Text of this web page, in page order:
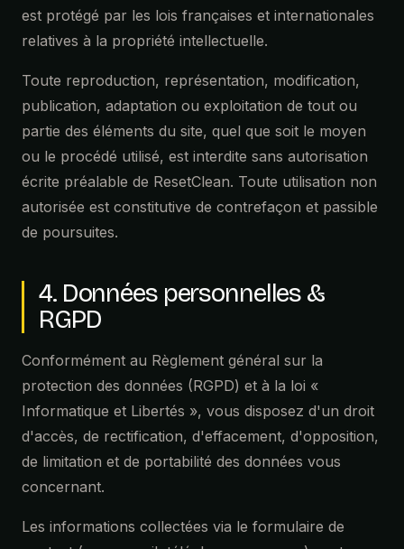
Les données collectées via le formulaire de contact sont
échange.
comptables et fiscales.
Destinataires des données
Vos données sont destinées exclusivement à
ou cédées à des tiers à des fins commerciales.
Elles peuvent être transmises à des prestataires techniques
Vos droits RGPD
opposition, retrait du consentement à tout moment.
Pour exercer ces droits, contactez-nous à :
En cas de réponse insatisfaisante, vous pouvez introduire une
Cookies
Notre site utilise uniquement des cookies techniques nécessaires
préférences). Aucun cookie publicitaire ou de tracking marketing
est protégé par les lois françaises et internationales
relatives à la propriété intellectuelle.
Toute reproduction, représentation, modification,
publication, adaptation ou exploitation de tout ou
partie des éléments du site, quel que soit le moyen
ou le procédé utilisé, est interdite sans autorisation
écrite préalable de ResetClean. Toute utilisation non
autorisée est constitutive de contrefaçon et passible
de poursuites.
4. Données personnelles &
RGPD
Conformément au Règlement général sur la
protection des données (RGPD) et à la loi «
Informatique et Libertés », vous disposez d'un droit
d'accès, de rectification, d'effacement, d'opposition,
de limitation et de portabilité des données vous
concernant.
Les informations collectées via le formulaire de